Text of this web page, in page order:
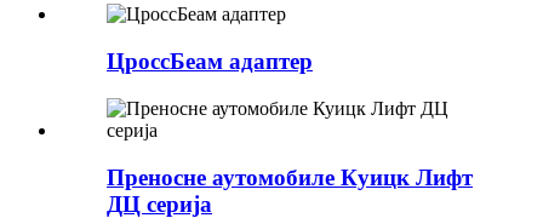
ЦроссБеам адаптер
Преносне аутомобиле Куицк Лифт
ДЦ серија